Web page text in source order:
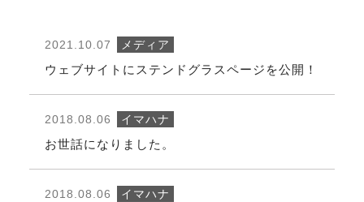
2021.10.07 メディア
ウェブサイトにステンドグラスページを公開！
2018.08.06 イマハナ
お世話になりました。
2018.08.06 イマハナ